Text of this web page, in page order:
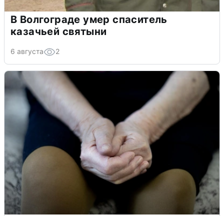
В Волгограде умер спаситель
казачьей святыни
6 августа 2